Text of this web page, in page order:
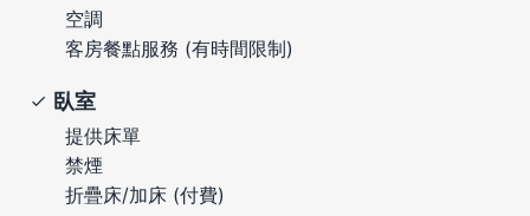
空調
客房餐點服務 (有時間限制)
臥室
提供床單
禁煙
折疊床/加床 (付費)